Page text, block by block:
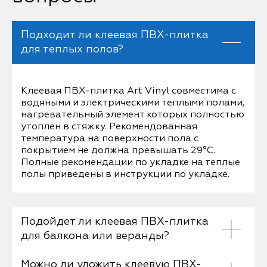
Подходит ли клеевая ПВХ-плитка
для теплых полов?
Клеевая ПВХ-плитка Art Vinyl совместима с
водяными и электрическими теплыми полами,
нагревательный элемент которых полностью
утоплен в стяжку. Рекомендованная
температура на поверхности пола с
покрытием не должна превышать 29°С.
Полные рекомендации по укладке на теплые
полы приведены в инструкции по укладке.
Подойдет ли клеевая ПВХ-плитка
для балкона или веранды?
Можно ли уложить клеевую ПВХ-